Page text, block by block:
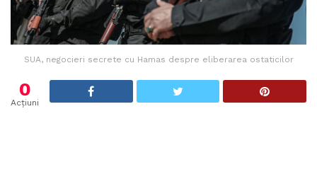
SUA, negocieri secrete cu Hamas despre eliberarea ostaticilor
0
Acțiuni